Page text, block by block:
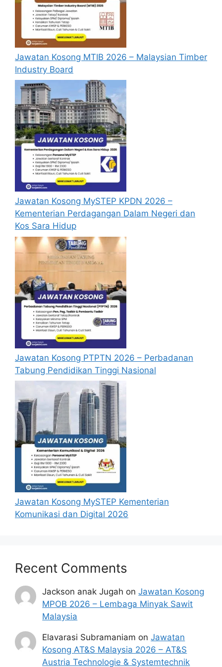
memohon jawatan yang disenaraikan
tidak perlu lagi memohon semula
sekiranya tempoh permohonan masih
sah.
Sebelum membuat permohonan sila
pastikan anda
mengisi segala maklumat yang diminta
dengan lengkap dan tepat.
Perlu diingatkan, hanya pemohon yang
layak sahaja akan dipanggil ke
temuduga. Sila lengkapkan dan
kemaskini maklumat anda yang telah
didaftarkan. Permohonan yang tidak
menerima sebarang jawapan selepas
bulandari tarikh iklan ditutup hendaklah
menganggap permohonan mereka tidak
berjaya.
Mohon Online
Jawatan Kosong MTIB 2026 – Malaysian Timber
Industry Board
Jawatan Kosong MySTEP KPDN 2026 –
Kementerian Perdagangan Dalam Negeri dan
Kos Sara Hidup
Jawatan Kosong PTPTN 2026 – Perbadanan
Tabung Pendidikan Tinggi Nasional
Jawatan Kosong MySTEP Kementerian
Komunikasi dan Digital 2026
Recent Comments
Jackson anak Jugah onJawatan Kosong
MPOB 2026 – Lembaga Minyak Sawit
Malaysia
Elavarasi Subramaniam onJawatan
Kosong AT&S Malaysia 2026 – AT&S
Austria Technologie & Systemtechnik